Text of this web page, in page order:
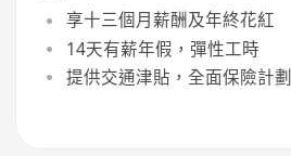
享十三個月薪酬及年終花紅
14天有薪年假，彈性工時
提供交通津貼，全面保險計劃